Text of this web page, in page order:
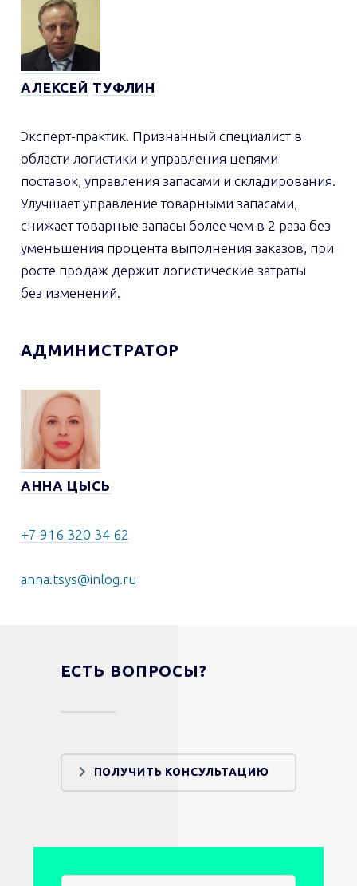
АЛЕКСЕЙ ТУФЛИН
Эксперт-практик. Признанный специалист в
области логистики и управления цепями
поставок, управления запасами и складирования.
Улучшает управление товарными запасами,
снижает товарные запасы более чем в 2 раза без
уменьшения процента выполнения заказов, при
росте продаж держит логистические затраты
без изменений.
АДМИНИСТРАТОР
АННА ЦЫСЬ
+7 916 320 34 62
anna.tsys@inlog.ru
ЕСТЬ ВОПРОСЫ?
ПОЛУЧИТЬ КОНСУЛЬТАЦИЮ